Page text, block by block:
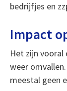
bedrijfjes en
Impact
Het zijn vooral
weer
meestal geen